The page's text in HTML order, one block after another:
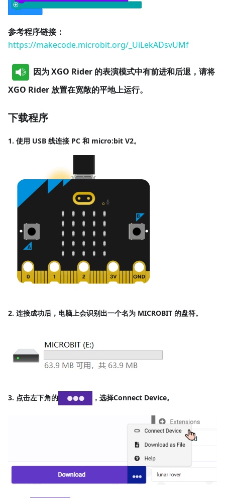
参考程序链接：
https://makecode.microbit.org/_UiLekADsvUMf
因为 XGO Rider 的表演模式中有前进和后退，请将
XGO Rider 放置在宽敞的平地上运行。
下载程序
1. 使用 USB 线连接 PC 和 micro:bit V2。
2. 连接成功后，电脑上会识别出一个名为 MICROBIT 的盘符。
3. 点击左下角的 ，选择Connect Device。